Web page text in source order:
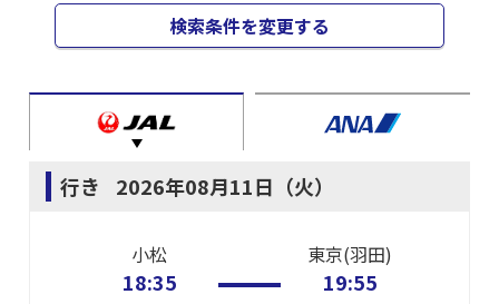
検索条件を変更する
行き 2026年08月11日（火）
小松
18:35
東京(羽田)
19:55